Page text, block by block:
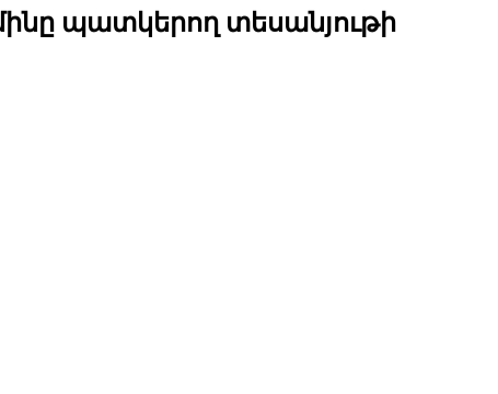
պատկերող տեսանյութի